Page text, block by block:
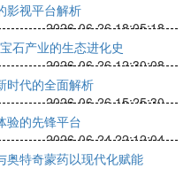
视平台解析
2026-06-26 18:05:18
石产业的生态进化史
2026-06-26 12:30:08
时代的全面解析
2026-06-26 15:25:30
验的先锋平台
2026-06-24 22:12:04
奥特奇蒙药以现代化赋能